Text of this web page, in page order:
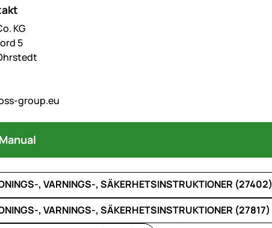
KG
5
group.eu
, VARNINGS-, SÄKERHETSINSTRUKTIONER (27402)
, VARNINGS-, SÄKERHETSINSTRUKTIONER (27817)